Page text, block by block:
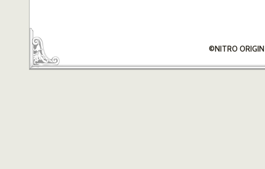
©NITRO ORIGIN